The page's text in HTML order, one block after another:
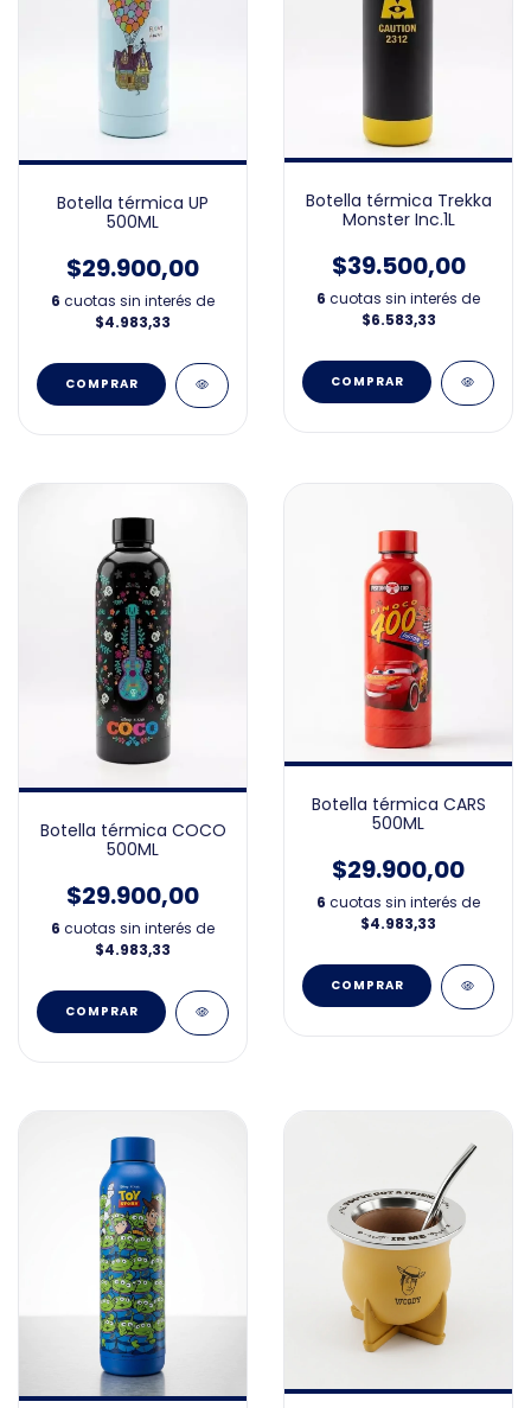
Botella térmica UP
500ML
$29.900,00
6 cuotas sin interés de
$4.983,33
Botella térmica Trekka
Monster Inc.1L
$39.500,00
6 cuotas sin interés de
$6.583,33
Botella térmica COCO
500ML
$29.900,00
6 cuotas sin interés de
$4.983,33
Botella térmica CARS
500ML
$29.900,00
6 cuotas sin interés de
$4.983,33